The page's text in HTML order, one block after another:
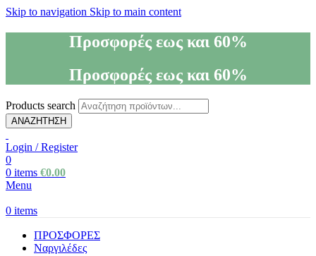
Skip to navigation Skip to main content
Προσφορές εως και 60%
Προσφορές εως και 60%
Products search
ΑΝΑΖΗΤΗΣΗ
Login / Register
0
0 items €0.00
Menu
0 items
ΠΡΟΣΦΟΡΕΣ
Ναργιλέδες